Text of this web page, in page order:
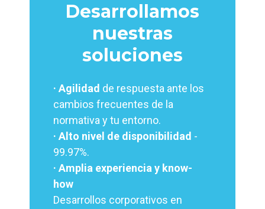
Desarrollamos
nuestras
soluciones
· Agilidad de respuesta ante los
cambios frecuentes de la
normativa y tu entorno.
· Alto nivel de disponibilidad -
99.97%.
· Amplia experiencia y know-
how
Desarrollos corporativos en